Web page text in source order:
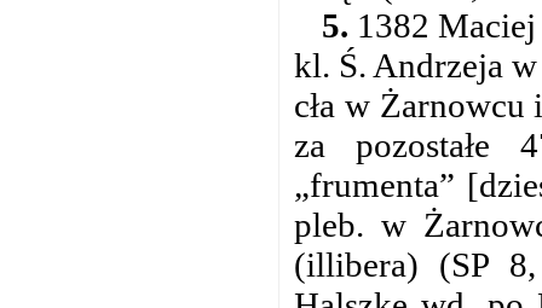
5. 1382
kl. Ś. Andrzeja
cła w Żarnowcu
za pozostałe
„frumenta”
pleb. w
(illibera) (SP